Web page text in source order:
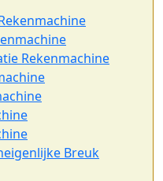
Rekenmachine
Breuk